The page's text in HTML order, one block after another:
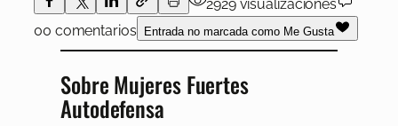
2929 visualizaciones
00 comentarios
Entrada no marcada como Me Gusta
Sobre Mujeres Fuertes
Autodefensa